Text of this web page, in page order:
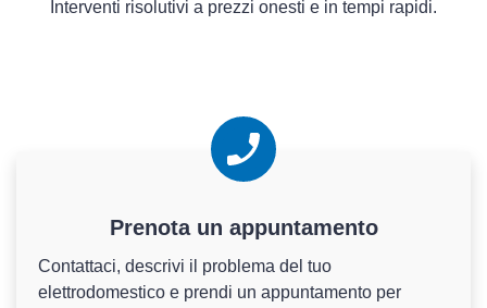
Interventi risolutivi a prezzi onesti e in tempi rapidi.
Prenota un appuntamento
Contattaci, descrivi il problema del tuo
elettrodomestico e prendi un appuntamento per